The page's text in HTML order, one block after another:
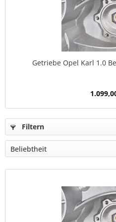
Getriebe Opel Karl 1.0
Filtern